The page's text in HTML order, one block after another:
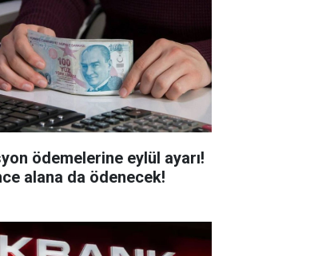
ödemelerine eylül ayarı!
alana da ödenecek!